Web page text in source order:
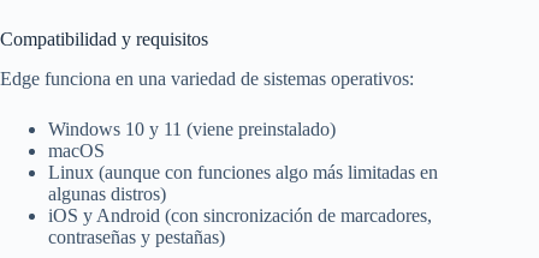
Compatibilidad y requisitos
Edge funciona en una variedad de sistemas operativos:
Windows 10 y 11 (viene preinstalado)
macOS
Linux (aunque con funciones algo más limitadas en
algunas distros)
iOS y Android (con sincronización de marcadores,
contraseñas y pestañas)